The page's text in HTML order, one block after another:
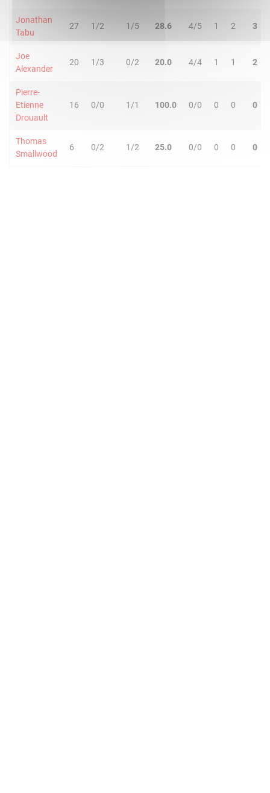
Jonathan
Tabu
27 1/2 1/5 28.6 4/5 1 2 3
Joe
Alexander
20 1/3 0/2 20.0 4/4 1 1 2
Pierre-
Etienne
Drouault
16 0/0 1/1 100.0 0/0 0 0 0
Thomas
Smallwood
6 0/2 1/2 25.0 0/0 0 0 0